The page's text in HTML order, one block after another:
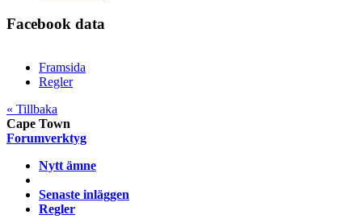
Facebook data
Framsida
Regler
« Tillbaka
Cape Town
Forumverktyg
Nytt ämne
Senaste inläggen
Regler